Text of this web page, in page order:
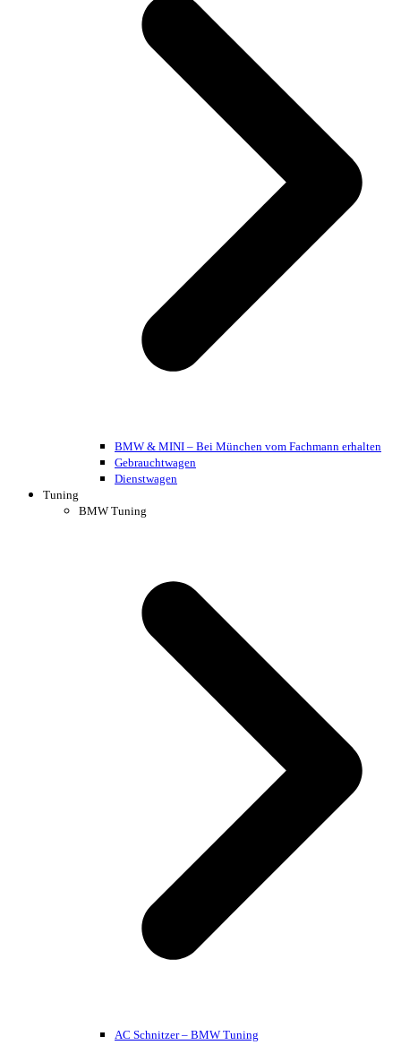
BMW & MINI – Bei München vom Fachmann erhalten
Gebrauchtwagen
Dienstwagen
Tuning
BMW Tuning
AC Schnitzer – BMW Tuning